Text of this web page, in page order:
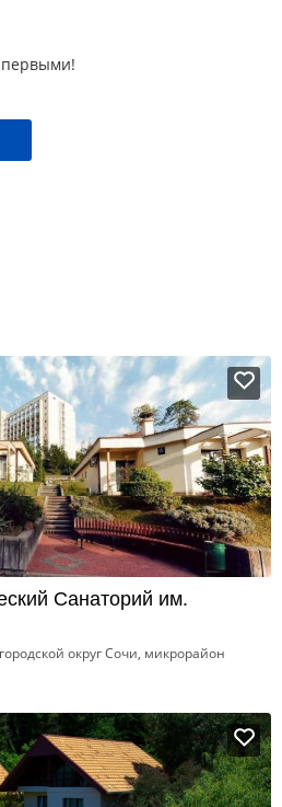
первыми!
Санаторий им.
округ Сочи, микрорайон